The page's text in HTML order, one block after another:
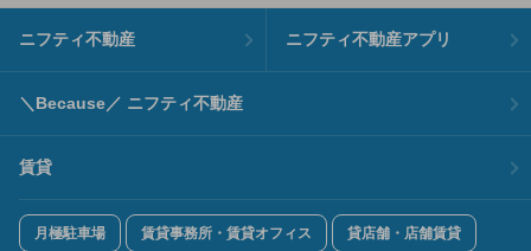
ニフティ不動産 ニフティ不動産アプリ
＼Because／ ニフティ不動産
賃貸
月極駐車場 賃貸事務所・賃貸オフィス 貸店舗・店舗賃貸